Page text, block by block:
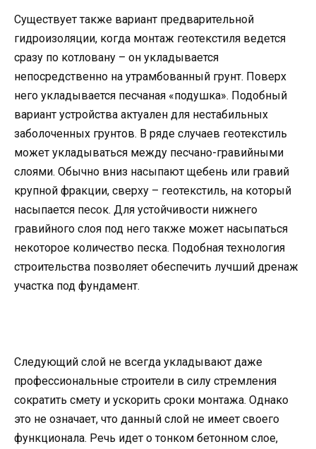
Существует также вариант предварительной
гидроизоляции, когда монтаж геотекстиля ведется
сразу по котловану – он укладывается
непосредственно на утрамбованный грунт. Поверх
него укладывается песчаная «подушка». Подобный
вариант устройства актуален для нестабильных
заболоченных грунтов. В ряде случаев геотекстиль
может укладываться между песчано-гравийными
слоями. Обычно вниз насыпают щебень или гравий
крупной фракции, сверху – геотекстиль, на который
насыпается песок. Для устойчивости нижнего
гравийного слоя под него также может насыпаться
некоторое количество песка. Подобная технология
строительства позволяет обеспечить лучший дренаж
участка под фундамент.
Следующий слой не всегда укладывают даже
профессиональные строители в силу стремления
сократить смету и ускорить сроки монтажа. Однако
это не означает, что данный слой не имеет своего
функционала. Речь идет о тонком бетонном слое,